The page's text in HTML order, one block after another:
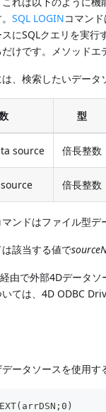
。SQL LOGINコマン
にSQLクエリを実
だけです。メソッド
は、検索したいデータ
型
source 倍長整数
倍長整数
ンドはファイル型デ
該当する値で
由で外部4Dデータ
いては、4D ODBC
ータソースを使用す